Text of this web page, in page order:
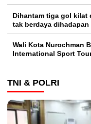
Dihantam tiga gol kilat
tak berdaya
Wali Kota Nurochman
International Sport
TNI & POLRI